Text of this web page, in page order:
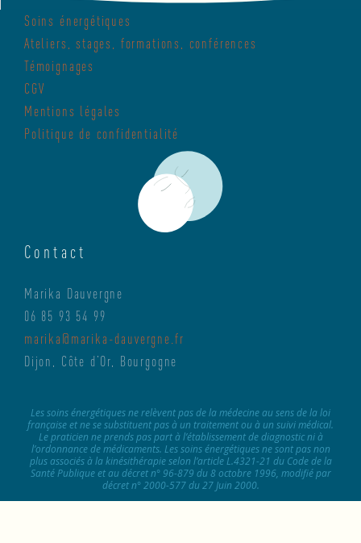
Soins énergétiques
Ateliers, stages, formations, conférences
Témoignages
CGV
Mentions légales
Politique de confidentialité
Contact
Marika Dauvergne
06 85 93 54 99
marika@marika-dauvergne.fr
Dijon, Côte d’Or, Bourgogne
Les soins énergétiques ne relèvent pas de la médecine au sens de la loi
française et ne se substituent pas à un traitement ou à un suivi médical.
Le praticien ne prends pas part à l’établissement de diagnostic ni à
l’ordonnance de médicaments. Les soins énergétiques ne sont pas non
plus associés à la kinésithérapie selon l’article L.4321-21 du Code de la
Santé Publique et au décret n° 96-879 du 8 octobre 1996, modifié par
décret n° 2000-577 du 27 Juin 2000.